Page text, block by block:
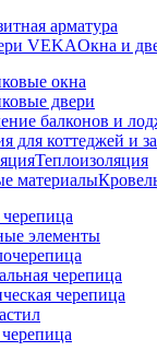
арматура
Окна и
окна
двери
балконов и
для коттеджей и
Теплоизоляция
элементы
черепица
черепица